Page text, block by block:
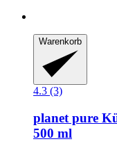
Warenkorb
4.3 (3)
planet pure
500 ml